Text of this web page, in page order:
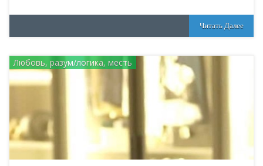
Читать Далее
Любовь, разум/логика, месть